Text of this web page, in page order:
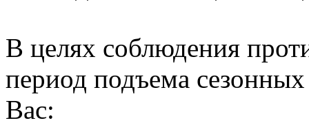
В целях соблюдения
период подъема
Вас: